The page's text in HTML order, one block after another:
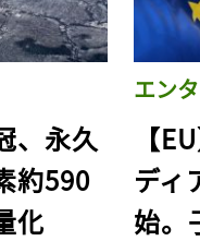
、永久
約590
化
エン
【
ディ
始。